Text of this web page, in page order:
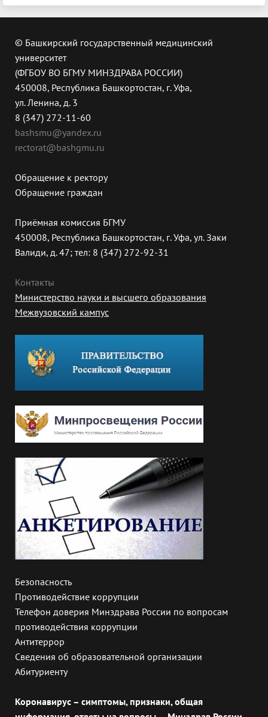
© Башкирский государственный медицинский
университет
(ФГБОУ ВО БГМУ МИНЗДРАВА РОССИИ)
450008, Республика Башкортостан, г. Уфа,
ул. Ленина, д. 3
8 (347) 272-11-60
bashsmu@yandex.ru
rectorat@bashgmu.ru
Обращение к ректору
Обращение граждан
Приёмная комиссия БГМУ
450008, Республика Башкортостан, г. Уфа, ул. Заки
Валиди, д. 47; тел: 8 (347) 272-92-31
Контакты
Министерство науки и высшего образования
Межвузовский кампус
Безопасность
Противодействие коррупции
Телефон доверия Минздрава России по вопросам
противодействия коррупции
Антитеррор
Сведения об образовательной организации
Абитуриенту
Коронавирус – симптомы, признаки, общая